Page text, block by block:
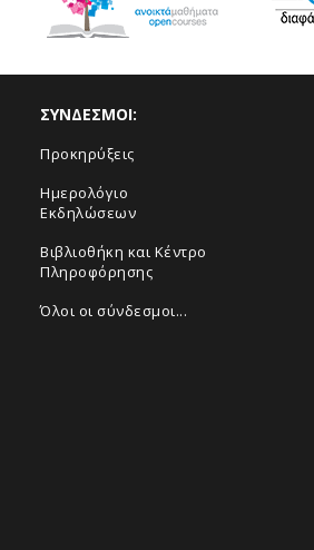
ΣΥΝΔΕΣΜΟΙ:
Προκηρύξεις
Ημερολόγιο
Εκδηλώσεων
Βιβλιοθήκη και Κέντρο
Πληροφόρησης
Όλοι οι σύνδεσμοι...